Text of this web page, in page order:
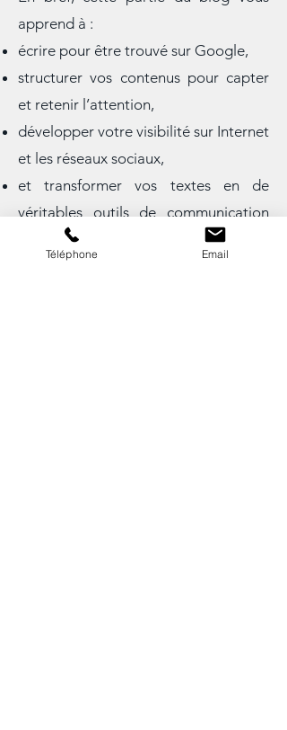
En bref, cette partie du blog vous
apprend à :
écrire pour être trouvé sur Google,
structurer vos contenus pour capter
et retenir l’attention,
développer votre visibilité sur Internet
et transformer vos textes en de
véritables outils de communication
Téléphone Email